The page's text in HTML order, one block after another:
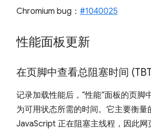
Chromium bug： #1040025
性能面板更新
在页脚中查看总阻塞时间
记录加载性能后，“性能”面板的页脚
为可用状态所需的时间。它主要衡量
JavaScript 正在阻塞主线程，因此